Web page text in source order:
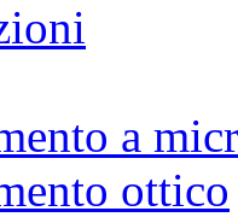
a
ottico